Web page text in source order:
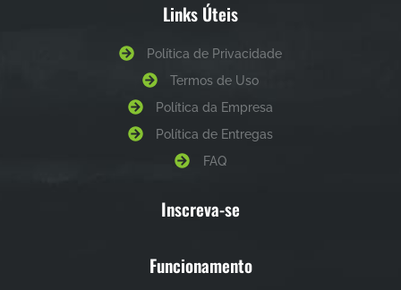
Links Úteis
Política de Privacidade
Termos de Uso
Política da Empresa
Política de Entregas
FAQ
Inscreva-se
Funcionamento